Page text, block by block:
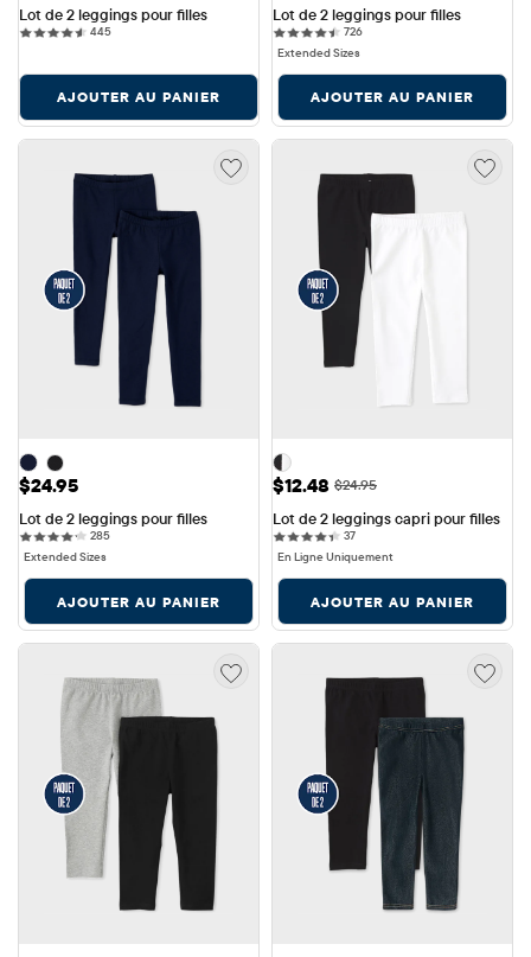
Lot de 2 leggings pour filles
445445 reviews
AJOUTER AU PANIER
Lot de 2 leggings pour filles
726726 reviews
Extended Sizes
AJOUTER AU PANIER
Prix: $24.95
$24.95
Lot de 2 leggings pour filles
285285 reviews
Extended Sizes
AJOUTER AU PANIER
Prix ​​de vente: $12.48
$12.48 Prix ​​d'origine: $24.95
$24.95
Lot de 2 leggings capri pour filles
3737 reviews
En Ligne Uniquement
AJOUTER AU PANIER